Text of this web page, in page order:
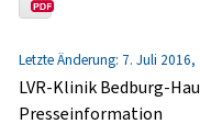
Letzte Änderung: 7. Juli
LVR-Klinik Bedburg-
Presseinformation